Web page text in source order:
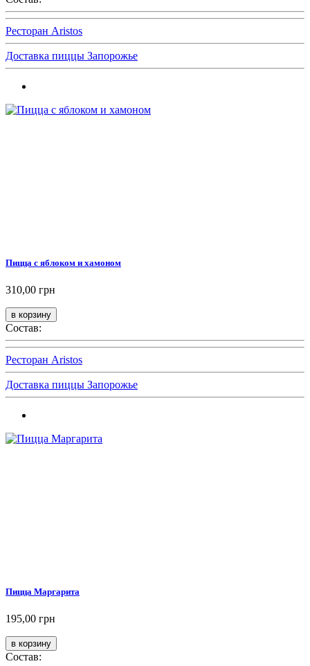
Ресторан Aristos
Доставка пиццы Запорожье
Пицца с яблоком и хамоном
310,00 грн
Состав:
Ресторан Aristos
Доставка пиццы Запорожье
Пицца Маргарита
195,00 грн
Состав: